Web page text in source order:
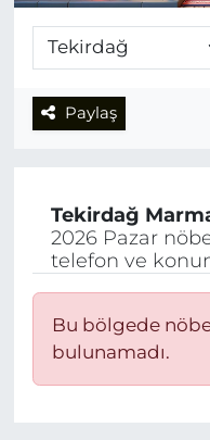
Paylaş
Tekirdağ
2026 Pazar
telefon ve
Bu bölgede
bulunamadı.